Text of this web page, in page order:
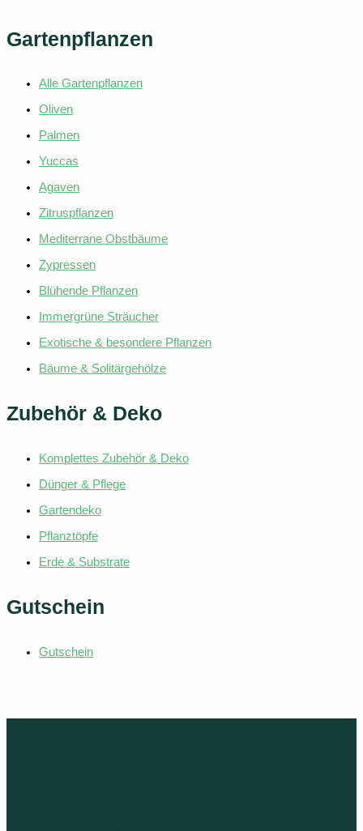
Gartenpflanzen
Alle Gartenpflanzen
Oliven
Palmen
Yuccas
Agaven
Zitruspflanzen
Mediterrane Obstbäume
Zypressen
Blühende Pflanzen
Immergrüne Sträucher
Exotische & besondere Pflanzen
Bäume & Solitärgehölze
Zubehör & Deko
Komplettes Zubehör & Deko
Dünger & Pflege
Gartendeko
Pflanztöpfe
Erde & Substrate
Gutschein
Gutschein